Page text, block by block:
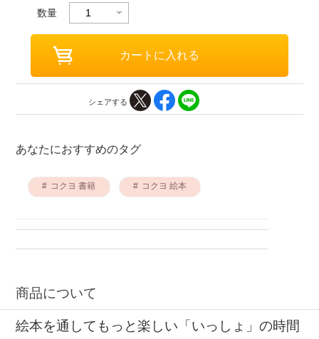
数量
シェアする
あなたにおすすめのタグ
コクヨ 書籍 コクヨ 絵本
商品について
絵本を通してもっと楽しい「いっしょ」の時間